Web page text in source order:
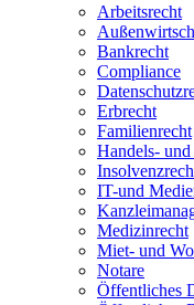
Arbeitsrecht
Bankrecht
Compliance
Erbrecht
Familienrecht
Handels-
IT-und
Medizinrecht
Miet- und
Notare
Öffentliches